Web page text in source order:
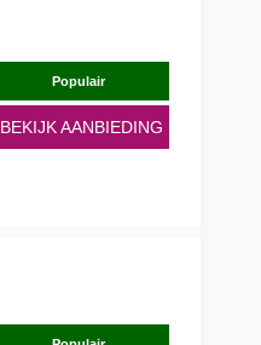
Populair
BEKIJK AANBIEDING